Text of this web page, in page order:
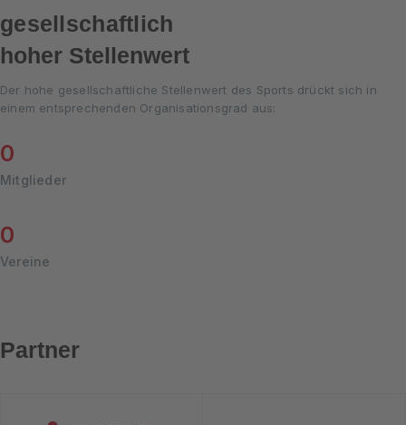
gesellschaftlich
hoher Stellenwert
Der hohe gesellschaftliche Stellenwert des Sports drückt sich in
einem entsprechenden Organisationsgrad aus:
0
Mitglieder
0
Vereine
Partner